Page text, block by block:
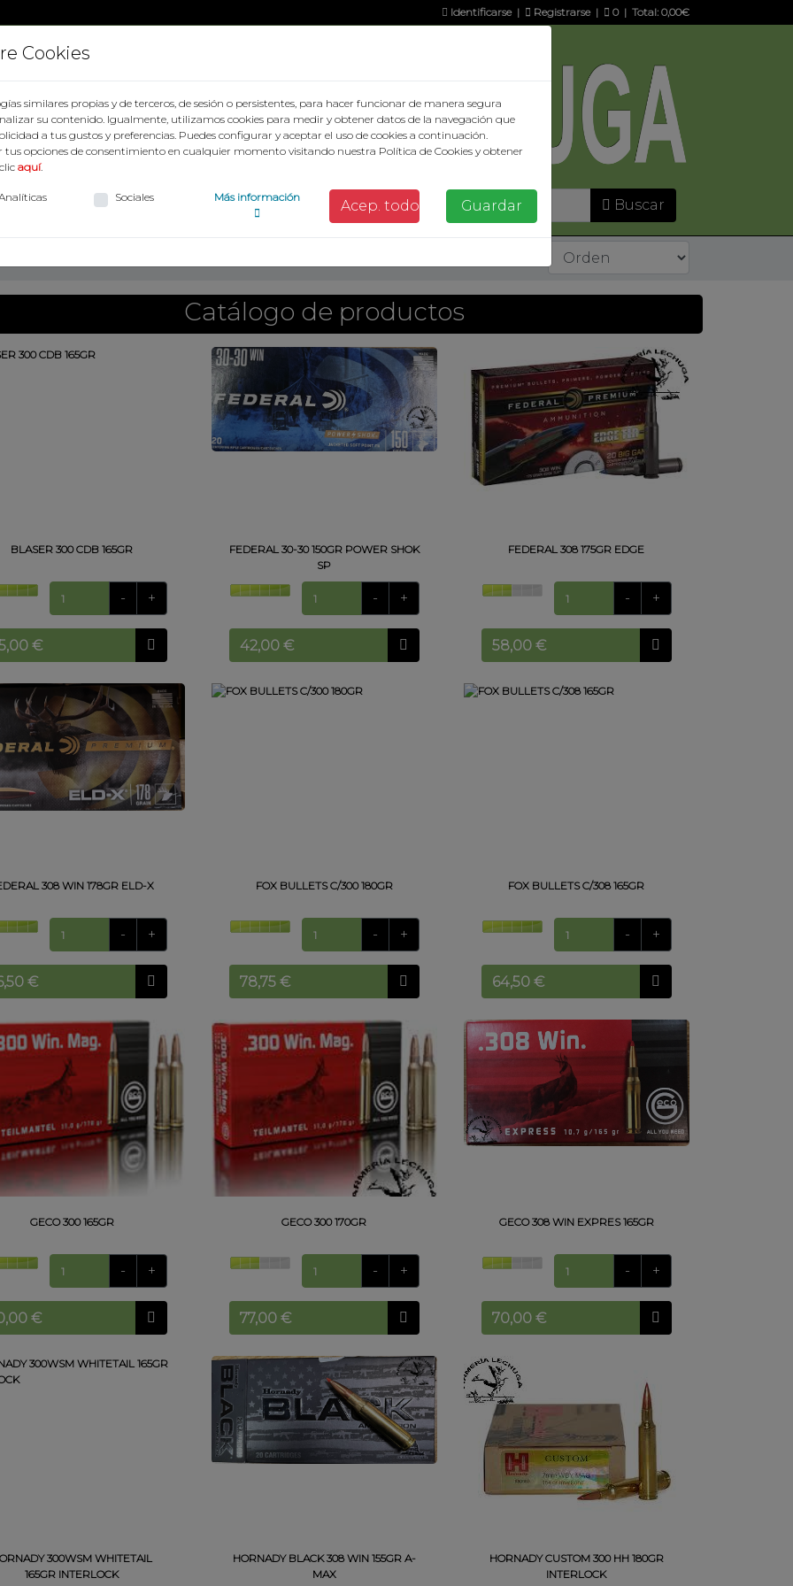
Cookies
similares propias y de terceros, de sesión o persistentes, para hacer funcionar de manera segura
su contenido. Igualmente, utilizamos cookies para medir y obtener datos de la navegación que
a tus gustos y preferencias. Puedes configurar y aceptar el uso de cookies a continuación.
opciones de consentimiento en cualquier momento visitando nuestra Política de Cookies y obtener
aquí.
Sociales Más información
Acep. todo Guardar
Identificarse| Registrarse| 0| Total: 0,00€
Buscar
Catálogo de productos
BLASER 300 CDB 165GR
- +
FEDERAL 30-30 150GR POWER SHOK
SP
- +
FEDERAL 308 175GR EDGE
- +
308 WIN 178GR ELD-X
- +
FOX BULLETS C/300 180GR
- +
FOX BULLETS C/308 165GR
- +
GECO 300 165GR
- +
GECO 300 170GR
- +
GECO 308 WIN EXPRES 165GR
- +
300WSM WHITETAIL
165GR INTERLOCK
HORNADY BLACK 308 WIN 155GR A-
MAX
HORNADY CUSTOM 300 HH 180GR
INTERLOCK